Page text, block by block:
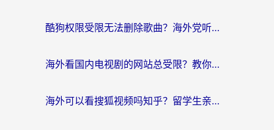
酷狗权限受限无法删除歌曲？海外党听国内音乐的终极解决方案来了
海外看国内电视剧的网站总受限？教你选对回国加速器，轻松追热剧
海外可以看搜狐视频吗知乎？留学生亲测有效的回国加速器选择指南